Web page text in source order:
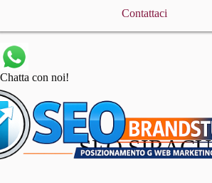
Contattaci
Chatta con noi!
SEO